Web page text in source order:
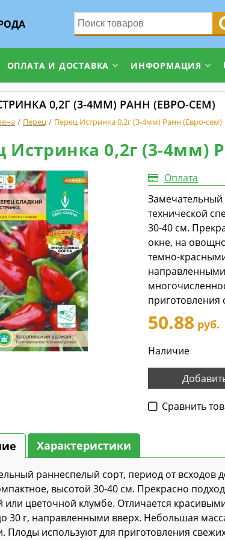
ОПЛАТА И ДОСТАВКА ИНФОРМАЦИЯ
0,2Г (3-4ММ) РАНН (ЕВРО-СЕМ)
Перец Перец Истринка 0,2г (3-4мм) Ранн (Евро-сем)
Истринка 0,2г (3-4мм)
Оплата
Замечательный
технической
30-40 см.
окне, на
темно-
приготовления
50.88 руб.
Наличие
Cравнить
Характеристики
раннеспелый сорт, период от всходов
высотой 30-40 см. Прекрасно
цветочной клумбе. Отличается
30 г, направленными вверх. Небольшая
Плоды используют для приготовления